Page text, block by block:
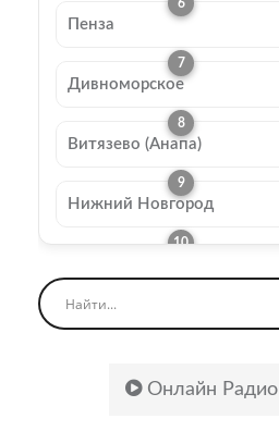
Пенза
Дивноморское
Витязево (Анапа)
Нижний Новгород
Онлайн Радио